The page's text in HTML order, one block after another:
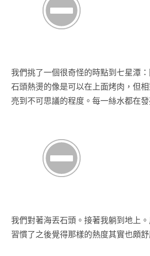
我們挑了一個很奇怪的時點到七星潭
石頭熱燙的像是可以在上面烤肉，但
亮到不可思議的程度。每一絲水都在發
我們對著海丟石頭。接著我躺到地上
習慣了之後覺得那樣的熱度其實也頗舒